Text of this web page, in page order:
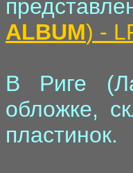
ALBUM) -
В Риге
обложке,
пластинок.